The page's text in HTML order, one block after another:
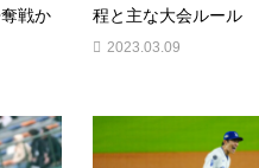
戦か
程と主な大会ルール
2023.03.09